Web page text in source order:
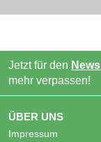
Jetzt für den
mehr verpassen!
ÜBER UNS
Impressum